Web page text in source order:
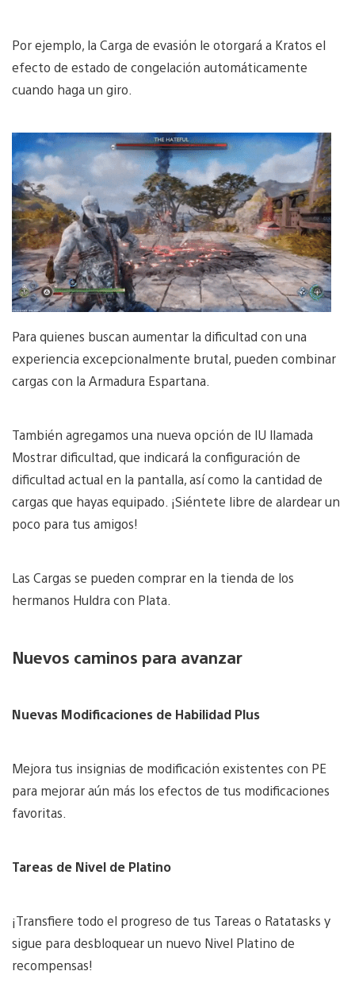
Por ejemplo, la Carga de evasión le otorgará a Kratos el
efecto de estado de congelación automáticamente
cuando haga un giro.
Para quienes buscan aumentar la dificultad con una
experiencia excepcionalmente brutal, pueden combinar
cargas con la Armadura Espartana.
También agregamos una nueva opción de IU llamada
Mostrar dificultad, que indicará la configuración de
dificultad actual en la pantalla, así como la cantidad de
cargas que hayas equipado. ¡Siéntete libre de alardear un
poco para tus amigos!
Las Cargas se pueden comprar en la tienda de los
hermanos Huldra con Plata.
Nuevos caminos para avanzar
Nuevas Modificaciones de Habilidad Plus
Mejora tus insignias de modificación existentes con PE
para mejorar aún más los efectos de tus modificaciones
favoritas.
Tareas de Nivel de Platino
¡Transfiere todo el progreso de tus Tareas o Ratatasks y
sigue para desbloquear un nuevo Nivel Platino de
recompensas!